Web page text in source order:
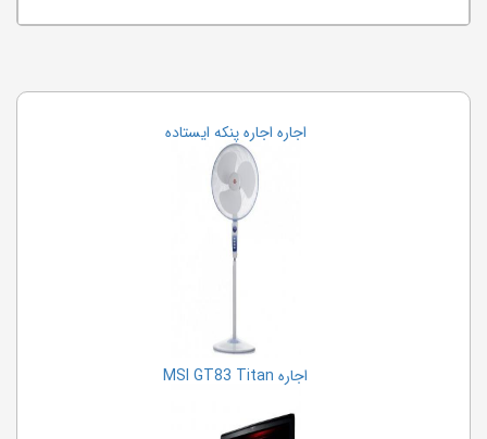
اجاره اجاره پنکه ایستاده
اجاره MSI GT83 Titan